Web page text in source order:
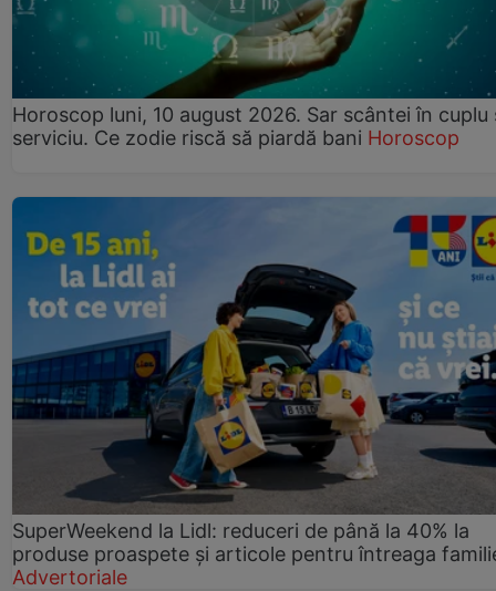
Horoscop luni, 10 august 2026. Sar scântei în cuplu
serviciu. Ce zodie riscă să piardă bani Horoscop
SuperWeekend la Lidl: reduceri de până la 40% la
produse proaspete și articole pentru întreaga
Advertoriale